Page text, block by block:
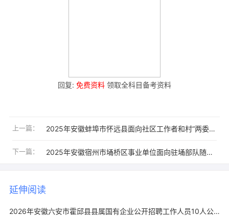
回复: 免费资料 领取全科目备考资料
上一篇： 2025年安徽蚌埠市怀远县面向社区工作者和村“两委”干部招聘事业单位工作人员6人公告
下一篇： 2025年安徽宿州市埇桥区事业单位面向驻埇部队随军家属招聘工作人员3人公告
延伸阅读
2026年安徽六安市霍邱县县属国有企业公开招聘工作人员10人公告